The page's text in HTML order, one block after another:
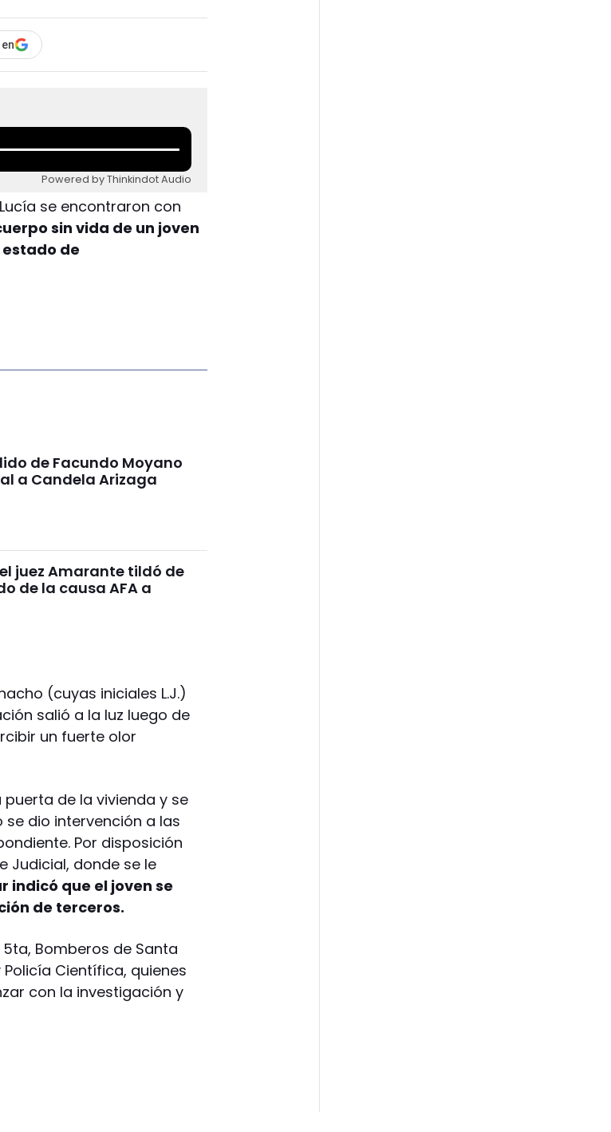
Powered by Thinkindot Audio
se encontraron con
sin vida de un joven
de
de Facundo Moyano
a Candela Arizaga
juez Amarante tildó de
de la causa AFA a
(cuyas iniciales L.J.)
salió a la luz luego de
un fuerte olor
de la vivienda y se
dio intervención a las
Por disposición
Judicial, donde se le
indicó que el joven se
de terceros.
Bomberos de Santa
Policía Científica, quienes
con la investigación y